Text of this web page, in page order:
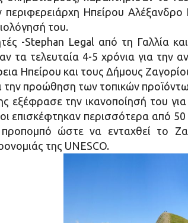
περιφερειάρχη Ηπείρου
του.
-Stephan Legal από τη Γαλλία
τα τελευταία 4-5 χρόνια για την
Ηπείρου και τους Δήμους
την προώθηση των τοπικών
εξέφρασε την ικανοποίησή του
επισκέφτηκαν περισσότερα από
ώστε να ενταχθεί το
της UNESCO.